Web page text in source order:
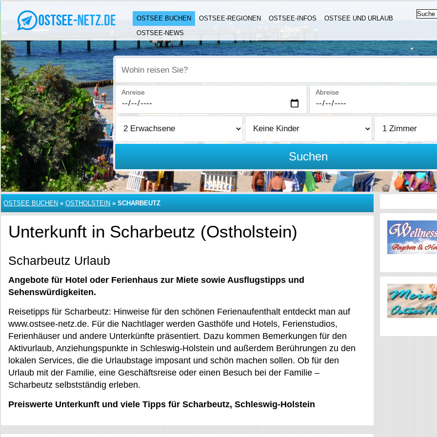
OSTSEE BUCHEN OSTSEE-REGIONEN OSTSEE-INFOS
OSTSEE UND URLAUB
OSTSEE-NEWS
Wohin reisen Sie?
Anreise Abreise
Suchen
OSTSEE BUCHEN » OSTHOLSTEIN » SCHARBEUTZ
Unterkunft in Scharbeutz (Ostholstein)
Scharbeutz Urlaub
Angebote für Hotel oder Ferienhaus zur Miete sowie Ausflugstipps und
Sehenswürdigkeiten.
Reisetipps für Scharbeutz: Hinweise für den schönen Ferienaufenthalt entdeckt man auf
www.ostsee-netz.de. Für die Nachtlager werden Gasthöfe und Hotels, Ferienstudios,
Ferienhäuser und andere Unterkünfte präsentiert. Dazu kommen Bemerkungen für den
Aktivurlaub, Anziehungspunkte in Schleswig-Holstein und außerdem Berührungen zu den
lokalen Services, die die Urlaubstage imposant und schön machen sollen. Ob für den
Urlaub mit der Familie, eine Geschäftsreise oder einen Besuch bei der Familie –
Scharbeutz selbstständig erleben.
Preiswerte Unterkunft und viele Tipps für Scharbeutz, Schleswig-Holstein